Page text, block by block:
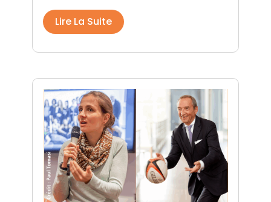
Lire La Suite